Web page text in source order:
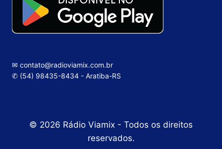
✉ contato@radioviamix.com.br
✆ (54) 98435-8434 - Aratiba-RS
© 2026 Rádio Viamix - Todos os direitos
reservados.